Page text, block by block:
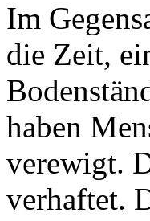
Im
die Zeit,
haben
verewigt.
verhaftet.